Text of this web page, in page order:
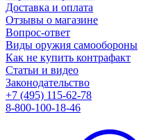
Доставка и оплата
Отзывы о магазине
Вопрос-ответ
Виды оружия самообороны
Как не купить контрафакт
Статьи и видео
Законодательство
+7 (495) 115-62-78
8-800-100-18-46